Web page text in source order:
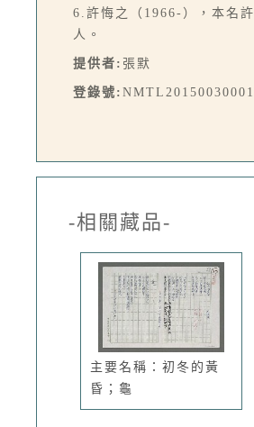
6.許悔之（1966-），本名
人。
提供者: 張默
登錄號:
-相關藏品-
主要名稱：初冬的黃
昏；龜